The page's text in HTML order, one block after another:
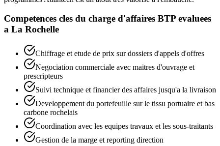
Competences cles du charge d'affaires BTP evaluees
a La Rochelle
Chiffrage et etude de prix sur dossiers d'appels d'offres
Negociation commerciale avec maitres d'ouvrage et
prescripteurs
Suivi technique et financier des affaires jusqu'a la livraison
Developpement du portefeuille sur le tissu portuaire et bas
carbone rochelais
Coordination avec les equipes travaux et les sous-traitants
Gestion de la marge et reporting direction